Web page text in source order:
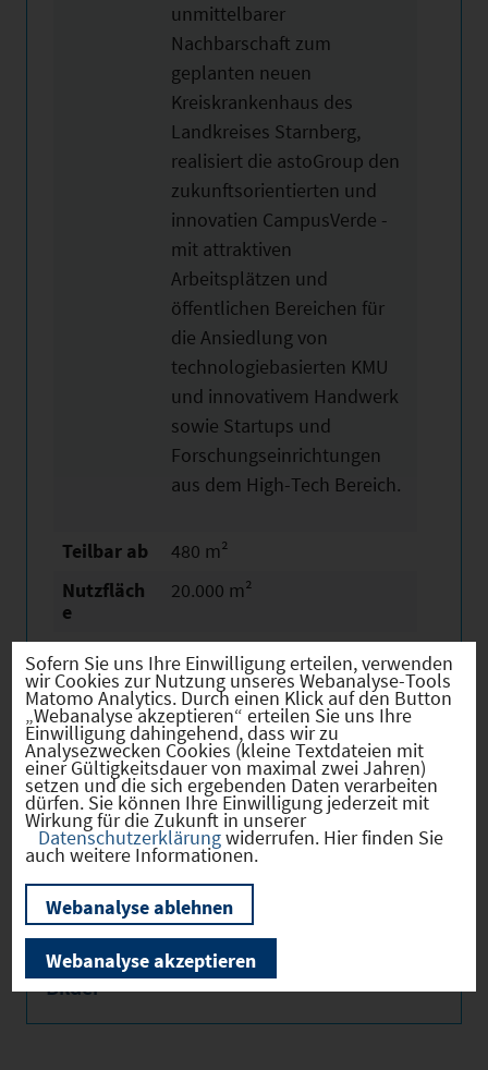
unmittelbarer
Nachbarschaft zum
geplanten neuen
Kreiskrankenhaus des
Landkreises Starnberg,
realisiert die astoGroup den
zukunftsorientierten und
innovatien CampusVerde -
mit attraktiven
Arbeitsplätzen und
öffentlichen Bereichen für
die Ansiedlung von
technologiebasierten KMU
und innovativem Handwerk
sowie Startups und
Forschungseinrichtungen
aus dem High-Tech Bereich.
Teilbar ab
480 m²
Nutzfläch
e
20.000 m²
Mietpreiss
panne
16 - 20 € /m²
Vergabear
t
Vermietung
Verfügbar
ab
01.10.2026
Website
Externer Link zur
Gewerbeimmobilie
Bilder
Sofern Sie uns Ihre Einwilligung erteilen, verwenden
wir Cookies zur Nutzung unseres Webanalyse-Tools
Matomo Analytics. Durch einen Klick auf den Button
„Webanalyse akzeptieren“ erteilen Sie uns Ihre
Einwilligung dahingehend, dass wir zu
Analysezwecken Cookies (kleine Textdateien mit
einer Gültigkeitsdauer von maximal zwei Jahren)
setzen und die sich ergebenden Daten verarbeiten
dürfen. Sie können Ihre Einwilligung jederzeit mit
Wirkung für die Zukunft in unserer
Datenschutzerklärungwiderrufen. Hier finden Sie
auch weitere Informationen.
Webanalyse ablehnen
Webanalyse akzeptieren